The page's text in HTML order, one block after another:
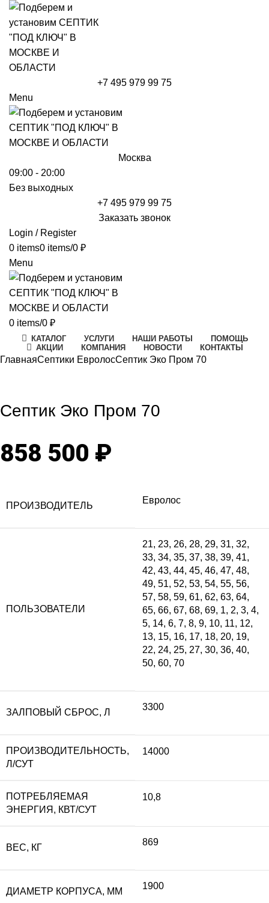
+7 495 979 99 75
Menu
Москва
09:00 - 20:00
Без выходных
+7 495 979 99 75
Заказать звонок
Login / Register
0 items0 items/0 ₽
Menu
0 items/0 ₽
КАТАЛОГ УСЛУГИ НАШИ РАБОТЫ
ПОМОЩЬ
АКЦИИ
КОМПАНИЯ НОВОСТИ КОНТАКТЫ
ГлавнаяСептики ЕвролосСептик Эко Пром 70
Септик Эко Пром 70
858 500 ₽
ПРОИЗВОДИТЕЛЬ
Евролос
ПОЛЬЗОВАТЕЛИ
21, 23, 26, 28, 29, 31, 32,
33, 34, 35, 37, 38, 39, 41,
42, 43, 44, 45, 46, 47, 48,
49, 51, 52, 53, 54, 55, 56,
57, 58, 59, 61, 62, 63, 64,
65, 66, 67, 68, 69, 1, 2, 3, 4,
5, 14, 6, 7, 8, 9, 10, 11, 12,
13, 15, 16, 17, 18, 20, 19,
22, 24, 25, 27, 30, 36, 40,
50, 60, 70
ЗАЛПОВЫЙ СБРОС, Л
3300
ПРОИЗВОДИТЕЛЬНОСТЬ,
Л/СУТ
14000
ПОТРЕБЛЯЕМАЯ
ЭНЕРГИЯ, КВТ/СУТ
10,8
ВЕС, КГ
869
ДИАМЕТР КОРПУСА, ММ
1900